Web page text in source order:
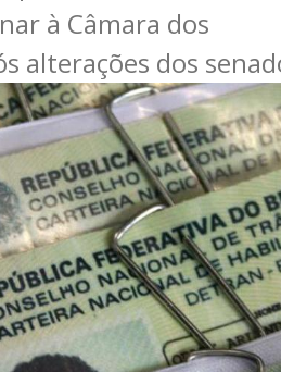
à Câmara dos
alterações dos